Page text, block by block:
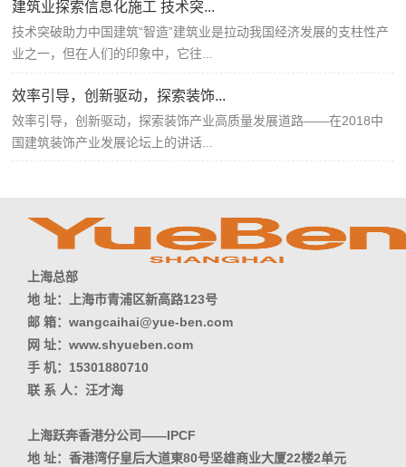
建筑业探索信息化施工 技术突...
技术突破助力中国建筑“智造”建筑业是拉动我国经济发展的支柱性产
业之一，但在人们的印象中，它往...
效率引导，创新驱动，探索装饰...
效率引导，创新驱动，探索装饰产业高质量发展道路——在2018中
国建筑装饰产业发展论坛上的讲话...
上海总部
地 址：上海市青浦区新高路123号
邮 箱：wangcaihai@yue-ben.com
网 址：www.shyueben.com
手 机：15301880710
联 系 人：汪才海
上海跃奔香港分公司——IPCF
地 址：香港湾仔皇后大道東80号坚雄商业大厦22楼2单元